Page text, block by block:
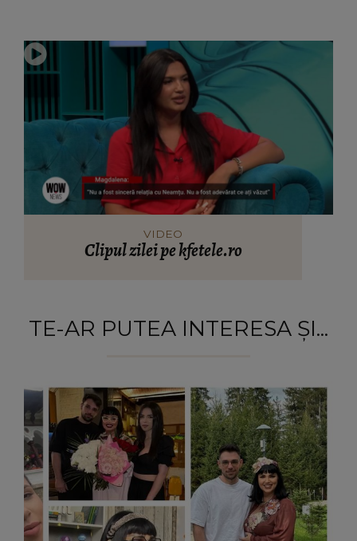
VIDEO
Clipul zilei pe kfetele.ro
TE-AR PUTEA INTERESA ȘI...